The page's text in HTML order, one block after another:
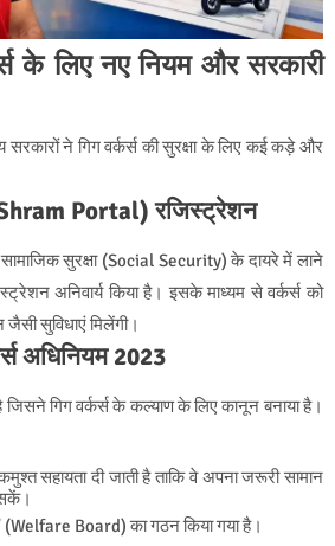
के लिए नए नियम और सरकारी
सरकारों ने गिग वर्कर्स की सुरक्षा के लिए कई कड़े और
Portal) रजिस्ट्रेशन
सुरक्षा (Social Security) के दायरे में लाने
अनिवार्य किया है। इसके माध्यम से वर्कर्स को
जैसी सुविधाएं मिलेंगी।
अधिनियम 2023
गिग वर्कर्स के कल्याण के लिए कानून बनाया है।
सहायता दी जाती है ताकि वे अपना जरूरी सामान
(Welfare Board) का गठन किया गया है।